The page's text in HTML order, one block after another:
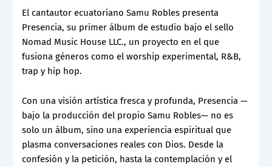
El cantautor ecuatoriano Samu Robles presenta
Presencia, su primer álbum de estudio bajo el sello
Nomad Music House LLC., un proyecto en el que
fusiona géneros como el worship experimental, R&B,
trap y hip hop.
Con una visión artística fresca y profunda, Presencia —
bajo la producción del propio Samu Robles— no es
solo un álbum, sino una experiencia espiritual que
plasma conversaciones reales con Dios. Desde la
confesión y la petición, hasta la contemplación y el